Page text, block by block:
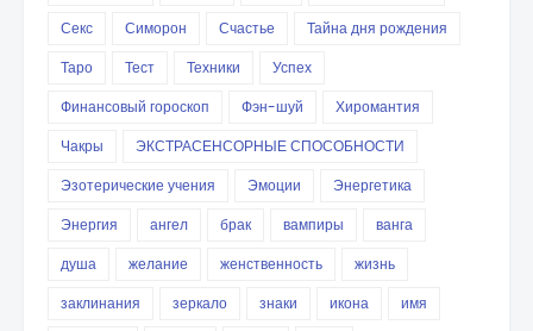
Секс
Симорон Счастье
Тайна дня рождения
Таро
Тест Техники
Успех
Финансовый гороскоп
Фэн-шуй
Хиромантия
Чакры
ЭКСТРАСЕНСОРНЫЕ СПОСОБНОСТИ
Эзотерические учения
Эмоции
Энергетика
Энергия
ангел брак вампиры
ванга
душа
желание женственность
жизнь
заклинания
зеркало знаки икона
имя